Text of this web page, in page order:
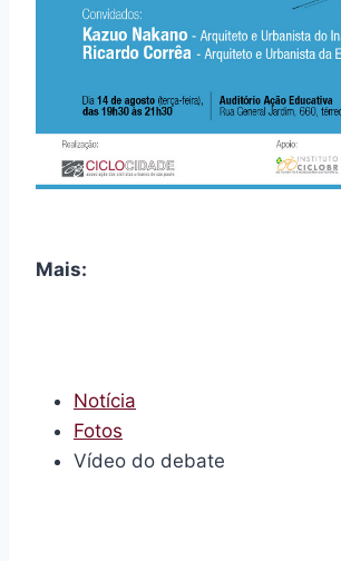
Mais:
Notícia
Fotos
Vídeo do debate